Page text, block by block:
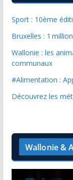
Sport : 10ème
Bruxelles : 1
Wallonie : les
communaux
#Alimentation :
Découvrez les
Wallonie &